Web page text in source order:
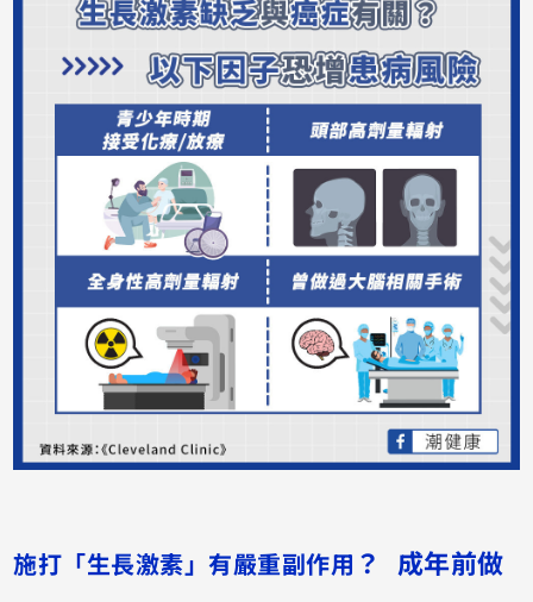
施打「生長激素」有嚴重副作用 ？ 成年前做